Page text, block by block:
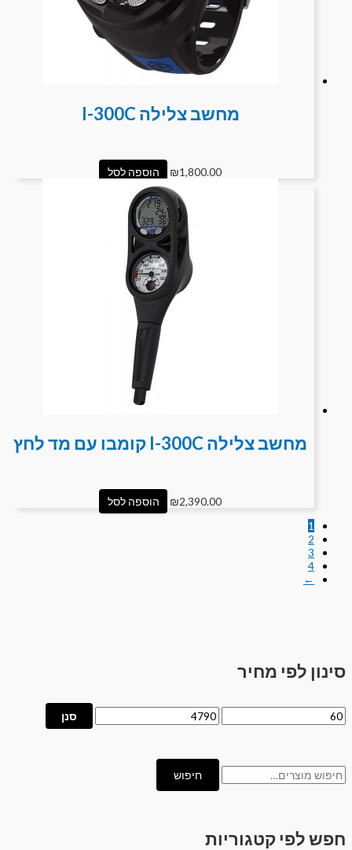
סינון לפי מחיר
סנן
חיפוש
חפש לפי קטגוריות
מחשב צלילה I-300C
₪1,800.00 הוספה לסל
מחשב צלילה I-300C קומבו עם מד לחץ
₪2,390.00
הוספה לסל
1
2
3
4
←